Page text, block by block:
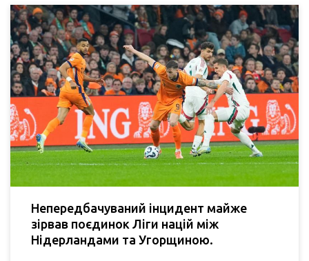
Непередбачуваний інцидент майже
зірвав поєдинок Ліги націй між
Нідерландами та Угорщиною.